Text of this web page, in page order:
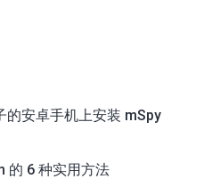
的安卓手机上安装 mSpy
的 6 种实用方法